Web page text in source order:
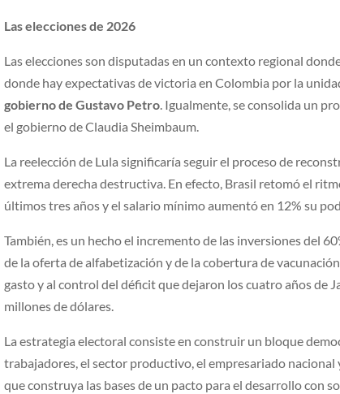
Las elecciones de 2026
Las elecciones son disputadas en un contexto regional
donde hay expectativas de victoria en Colombia por la
gobierno de Gustavo Petro. Igualmente, se consolida un
el gobierno de Claudia Sheimbaum.
La reelección de Lula significaría seguir el proceso de
extrema derecha destructiva. En efecto, Brasil retomó el
últimos tres años y el salario mínimo aumentó en 12% su
También, es un hecho el incremento de las inversiones del
de la oferta de alfabetización y de la cobertura de
gasto y al control del déficit que dejaron los cuatro años de
millones de dólares.
La estrategia electoral consiste en construir un bloque
trabajadores, el sector productivo, el empresariado
que construya las bases de un pacto para el desarrollo con